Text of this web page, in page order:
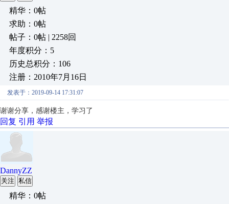
精华：0帖
求助：0帖
帖子：0帖 | 2258回
年度积分：5
历史总积分：106
注册：2010年7月16日
发表于：2019-09-14 17:31:07
谢谢分享， 感谢楼主，学习了
回复 引用 举报
DannyZZ
关注 私信
精华：0帖